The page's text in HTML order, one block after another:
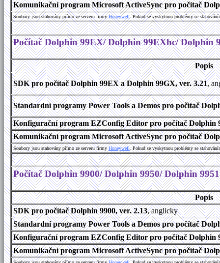
Komunikační program Microsoft ActiveSync pro počítač
Soubory jsou stahovány přímo ze serveru firmyHoneywell. Pokud se vyskytnou problémy se
Počítač Dolphin 99EX/ Dolphin 99EXhc/ Dolphin
Popis
SDK pro počítač Dolphin 99EX a Dolphin 99GX, ver. 3.21,
Standardní programy Power Tools a Demos pro počítač
Konfigurační program EZConfig Editor pro počítač Dolphin
Komunikační program Microsoft ActiveSync pro počítač
Soubory jsou stahovány přímo ze serveru firmyHoneywell. Pokud se vyskytnou problémy se
Počítač Dolphin 9900/ Dolphin 9950/ Dolphin 9951
Popis
SDK pro počítač Dolphin 9900, ver. 2.13, anglicky
Standardní programy Power Tools a Demos pro počítač
Konfigurační program EZConfig Editor pro počítač Dolphin
Komunikační program Microsoft ActiveSync pro počítač